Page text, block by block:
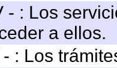
- : Los
a ellos.
: Los